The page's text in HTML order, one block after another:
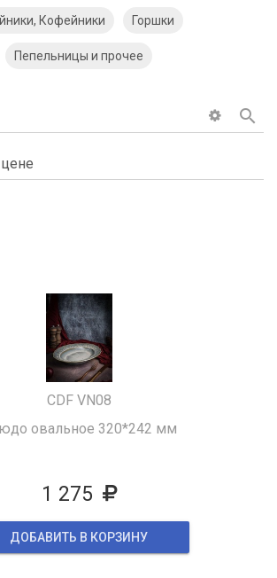
Кофейники Горшки
Пепельницы и прочее
search
CDF VN08
овальное 320*242 мм
1 275
ДОБАВИТЬ В КОРЗИНУ